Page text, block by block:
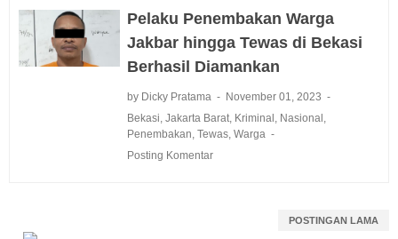
Pelaku Penembakan Warga
Jakbar hingga Tewas di Bekasi
Berhasil Diamankan
by Dicky Pratama
November 01, 2023
Bekasi Jakarta Barat, Kriminal Nasional
Penembakan Tewas, Warga
Posting Komentar
POSTINGAN LAMA